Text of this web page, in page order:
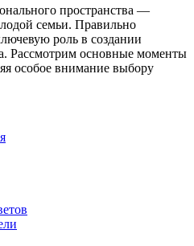
пространства —
семьи. Правильно
роль в создании
Рассмотрим основные моменты
особое внимание выбору